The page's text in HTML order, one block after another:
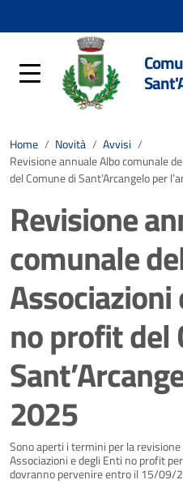
Home / Novità / Avvisi /
Revisione annuale Albo comunale
del Comune di Sant’Arcangelo per
Revisione
comunale
no profit del
2025
Dettagli della
Sono aperti i termini per la revisione
Associazioni e degli Enti no profit
dovranno pervenire entro il 15/09/